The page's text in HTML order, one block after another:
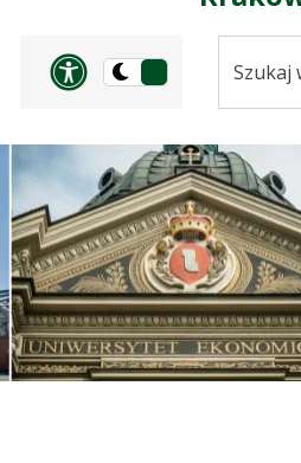
Panel
Przełącz
ciemną
serwisie